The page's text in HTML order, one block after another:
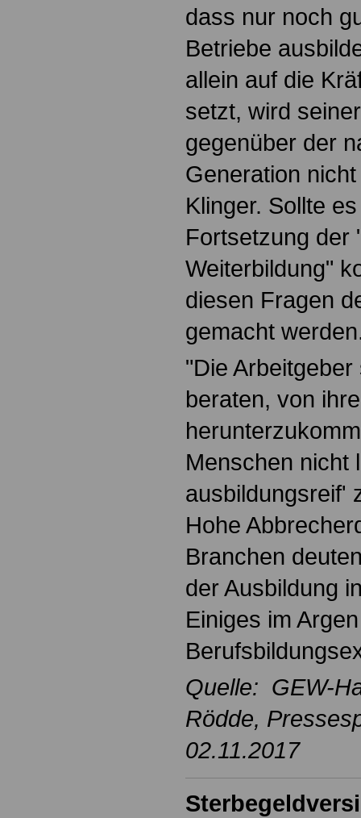
dass nur noch
Betriebe
allein auf die
setzt, wird
gegenüber der
Generation
Klinger. Sollte
Fortsetzung der
Weiterbildung"
diesen Fragen
gemacht
"Die
beraten, von
Menschen nicht
ausbildungsreif'
Hohe
Branchen
der Ausbildung
Einiges im
Quelle: GEW-
Rödde,
02.11.2017